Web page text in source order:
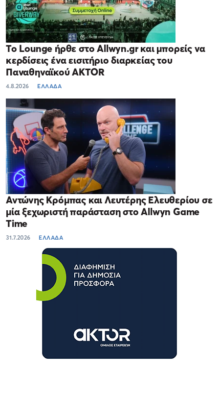
Το Lounge ήρθε στο Allwyn.gr και μπορείς να
κερδίσεις ένα εισιτήριο διαρκείας του
Παναθηναϊκού AKTOR
4.8.2026 ΕΛΛΑΔΑ
Αντώνης Κρόμπας και Λευτέρης Ελευθερίου σε
μία ξεχωριστή παράσταση στο Allwyn Game
Time
31.7.2026 ΕΛΛΑΔΑ